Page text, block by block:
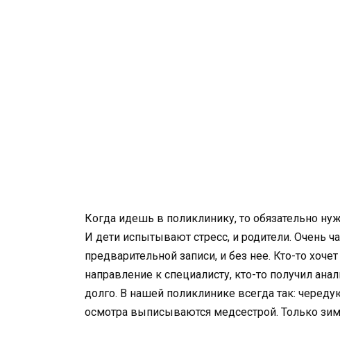
Когда идешь в поликлинику, то обязательно
И дети испытывают стресс, и родители. Очень
предварительной записи, и без нее. Кто-то
направление к специалисту, кто-то получил
долго. В нашей поликлинике всегда так:
осмотра выписываются медсестрой. Только